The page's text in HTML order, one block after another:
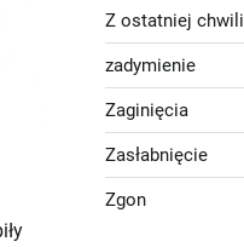
Z ostatniej chwili
zadymienie
Zaginięcia
Zasłabnięcie
Zgon